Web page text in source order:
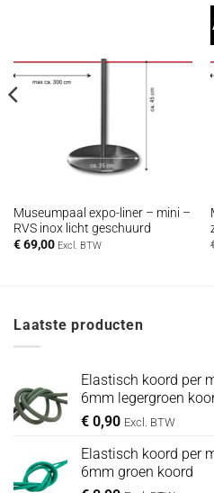
Museumpaal expo-liner – mini –
RVS inox licht geschuurd
€69,00 Excl. BTW
Laatste producten
Elastisch koord per
6mm legergroen
€ 0,90 Excl. BTW
Elastisch koord per
6mm groen koord